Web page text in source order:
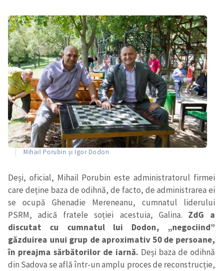
Mihail Porubin și Igor Dodon
Deși, oficial, Mihail Porubin este administratorul firmei
care deține baza de odihnă, de facto, de administrarea ei
se ocupă Ghenadie Mereneanu, cumnatul liderului
PSRM, adică fratele soției acestuia, Galina. ZdG a
discutat cu cumnatul lui Dodon, „negociind”
găzduirea unui grup de aproximativ 50 de persoane,
în preajma sărbătorilor de iarnă. Deși baza de odihnă
din Sadova se află într-un amplu proces de reconstrucție,